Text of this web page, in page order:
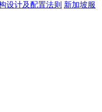
设计及配置法则 新加坡服